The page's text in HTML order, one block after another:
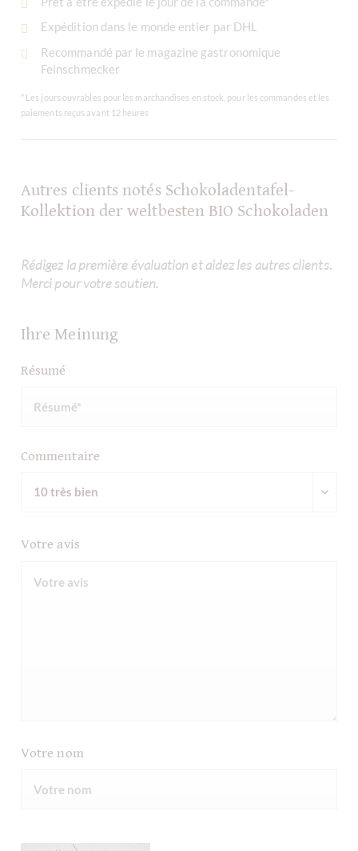
Expédition dans le monde entier par DHL
Recommandé par le magazine gastronomique
Feinschmecker
* Les jours ouvrables pour les marchandises en stock, pour les commandes et les
paiements reçus avant 12 heures
Autres clients notés Schokoladentafel-
Kollektion der weltbesten BIO Schokoladen
Rédigez la première évaluation et aidez les autres clients.
Merci pour votre soutien.
Ihre Meinung
Résumé
Commentaire
Votre avis
Votre nom